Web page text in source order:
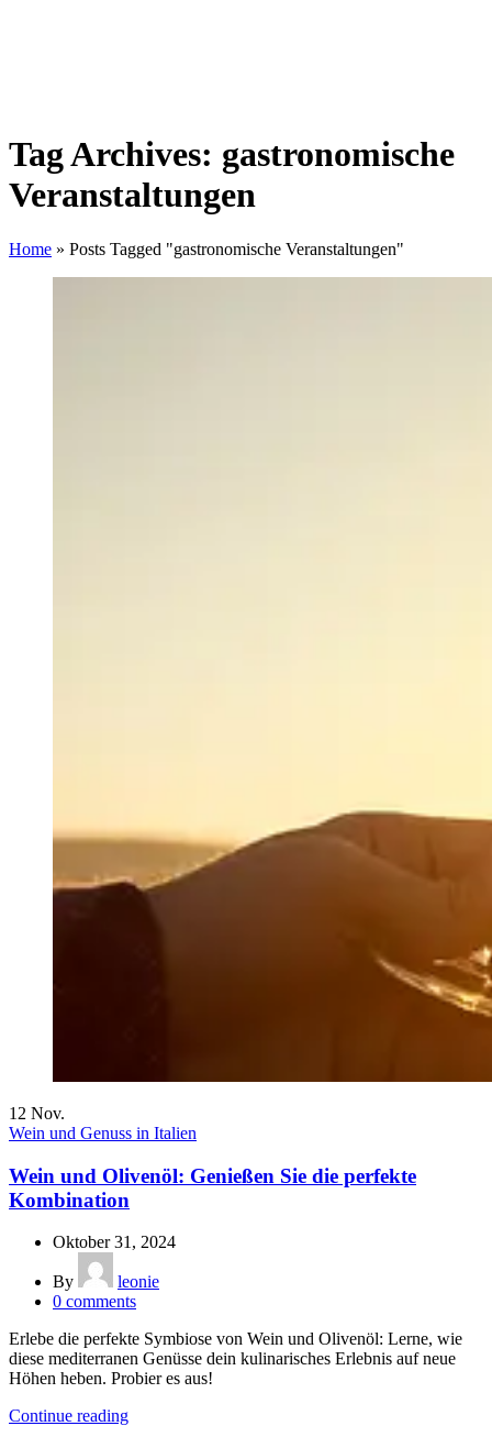
Tag Archives: gastronomische
Veranstaltungen
Home » Posts Tagged "gastronomische Veranstaltungen"
12 Nov.
Wein und Genuss in Italien
Wein und Olivenöl: Genießen Sie die perfekte
Kombination
Oktober 31, 2024
By
leonie
0 comments
Erlebe die perfekte Symbiose von Wein und Olivenöl: Lerne, wie
diese mediterranen Genüsse dein kulinarisches Erlebnis auf neue
Höhen heben. Probier es aus!
Continue reading